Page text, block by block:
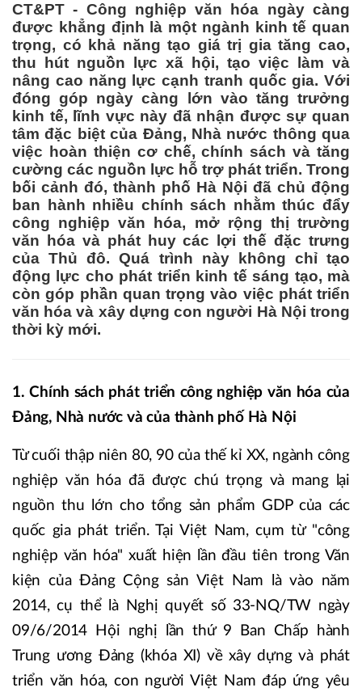
CT&PT - Công nghiệp văn hóa ngày càng
được khẳng định là một ngành kinh tế quan
trọng, có khả năng tạo giá trị gia tăng cao,
thu hút nguồn lực xã hội, tạo việc làm và
nâng cao năng lực cạnh tranh quốc gia. Với
đóng góp ngày càng lớn vào tăng trưởng
kinh tế, lĩnh vực này đã nhận được sự quan
tâm đặc biệt của Đảng, Nhà nước thông qua
việc hoàn thiện cơ chế, chính sách và tăng
cường các nguồn lực hỗ trợ phát triển. Trong
bối cảnh đó, thành phố Hà Nội đã chủ động
ban hành nhiều chính sách nhằm thúc đẩy
công nghiệp văn hóa, mở rộng thị trường
văn hóa và phát huy các lợi thế đặc trưng
của Thủ đô. Quá trình này không chỉ tạo
động lực cho phát triển kinh tế sáng tạo, mà
còn góp phần quan trọng vào việc phát triển
văn hóa và xây dựng con người Hà Nội trong
thời kỳ mới.
1. Chính sách phát triển công nghiệp văn hóa của
Đảng, Nhà nước và của thành phố Hà Nội
Từ cuối thập niên 80, 90 của thế kỉ XX, ngành công
nghiệp văn hóa đã được chú trọng và mang lại
nguồn thu lớn cho tổng sản phẩm GDP của các
quốc gia phát triển. Tại Việt Nam, cụm từ "công
nghiệp văn hóa" xuất hiện lần đầu tiên trong Văn
kiện của Đảng Cộng sản Việt Nam là vào năm
2014, cụ thể là Nghị quyết số 33-NQ/TW ngày
09/6/2014 Hội nghị lần thứ 9 Ban Chấp hành
Trung ương Đảng (khóa XI) về xây dựng và phát
triển văn hóa, con người Việt Nam đáp ứng yêu